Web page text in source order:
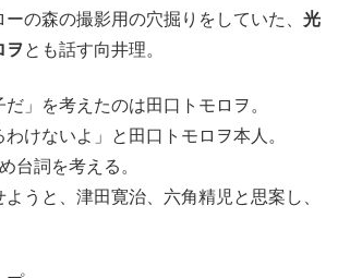
の森の撮影用の穴掘りをしていた、 光
ヲとも話す向井理。
」を考えたのは田口トモロヲ。
わけないよ」と田口トモロヲ本人。
台詞を考える。
うと、津田寛治、六角精児と思案し、